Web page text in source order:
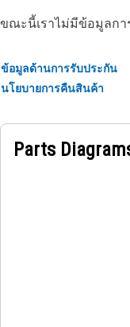
ขณะนี้เราไม่มีข้อมูลก
ข้อมูลด้านการรับประกัน
นโยบายการคืนสินค้า
Parts